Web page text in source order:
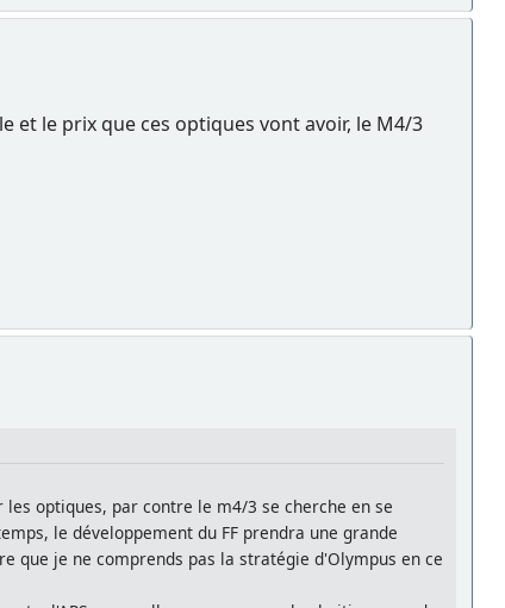
et le prix que ces optiques vont avoir, le M4/3
optiques, par contre le m4/3 se cherche en se
le développement du FF prendra une grande
que je ne comprends pas la stratégie d'Olympus en ce